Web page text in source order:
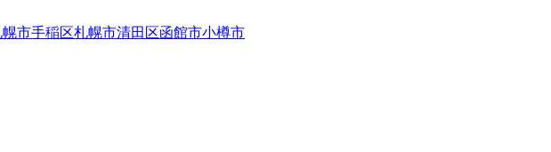
幌市手稲区札幌市清田区函館市小樽市